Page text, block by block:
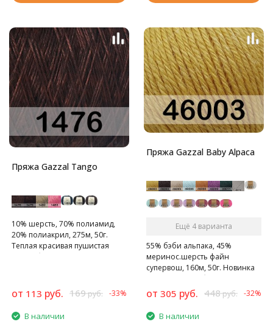
Пряжа Gazzal Tango
10% шерсть, 70% полиамид,
20% полиакрил, 275м, 50г.
Теплая красивая пушистая
нить с блеском.
от 113 руб. 169руб. -33%
В наличии
Пряжа Gazzal Baby Alpaca
Ещё 4 варианта
55% бэби альпака, 45%
меринос.шерсть файн
супервош, 160м, 50г. Новинка
от турецкой фабрики Gazzal
от 305 руб. 448руб. -32%
В наличии